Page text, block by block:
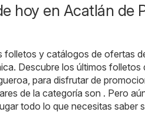
hoy en Acatlán de
folletos y catálogos de ofertas
. Descubre los últimos folletos
para disfrutar de
de la categoría son . Pero
todo lo que necesitas saber